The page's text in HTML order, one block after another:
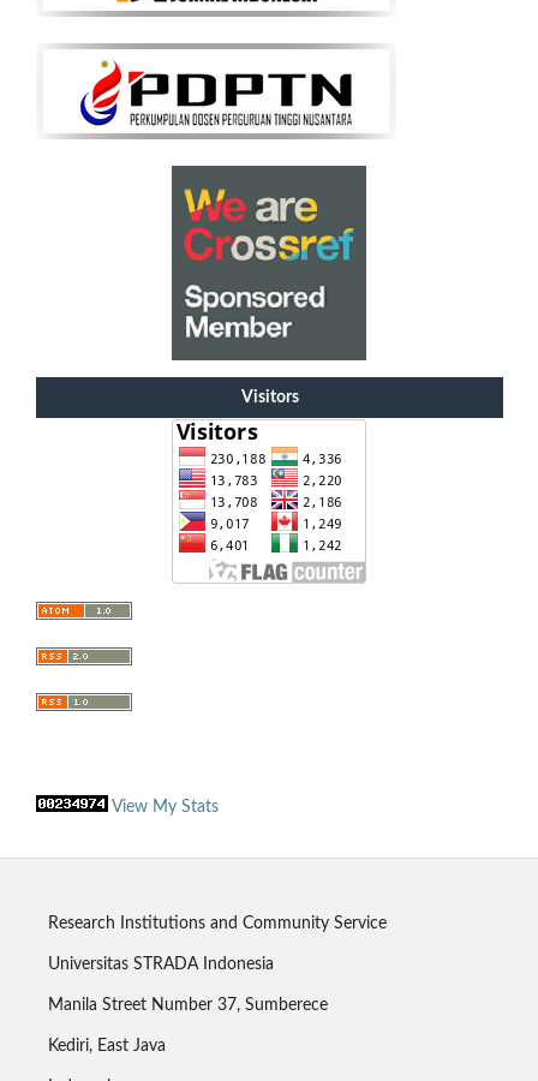
Visitors
View My Stats
Research Institutions and Community Service
Universitas STRADA Indonesia
Manila Street Number 37, Sumberece
Kediri, East Java